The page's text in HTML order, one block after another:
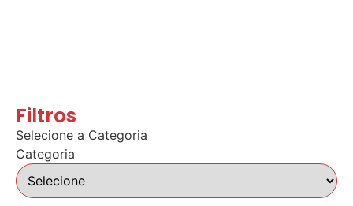
Filtros
Selecione a Categoria
Categoria